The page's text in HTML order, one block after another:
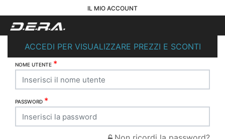
IL MIO ACCOUNT
ACCEDI PER VISUALIZZARE PREZZI E SCONTI
NOME UTENTE *
PASSWORD *